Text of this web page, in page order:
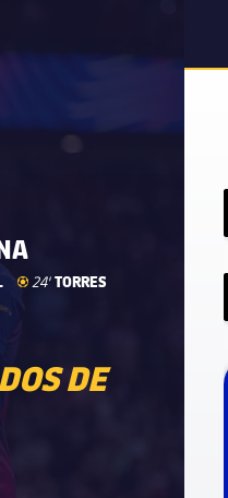
Golgoal
24'TORRES
DE